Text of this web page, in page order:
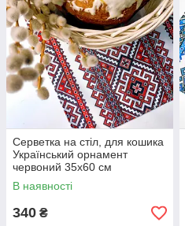
Серветка на стіл, для кошика
Український орнамент
червоний 35x60 см
(SLF_22U006)
В наявності
340 ₴